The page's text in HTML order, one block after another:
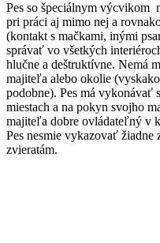
Pes so špeciálnym výcvikom
pri práci aj mimo nej a
(kontakt s mačkami, inými
správať vo všetkých
hlučne a deštruktívne. Nemá
majiteľa alebo okolie
podobne). Pes má vykonávať
miestach a na pokyn svojho
majiteľa dobre ovládateľný v
Pes nesmie vykazovať
zvieratám.